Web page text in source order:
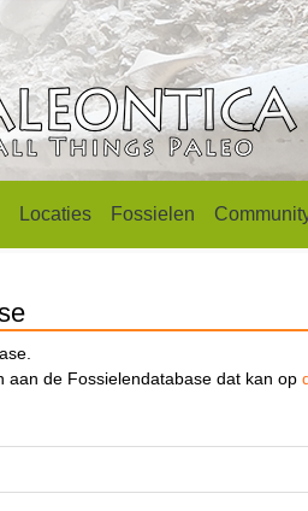
Locaties Fossielen
aan de Fossielendatabase dat kan op